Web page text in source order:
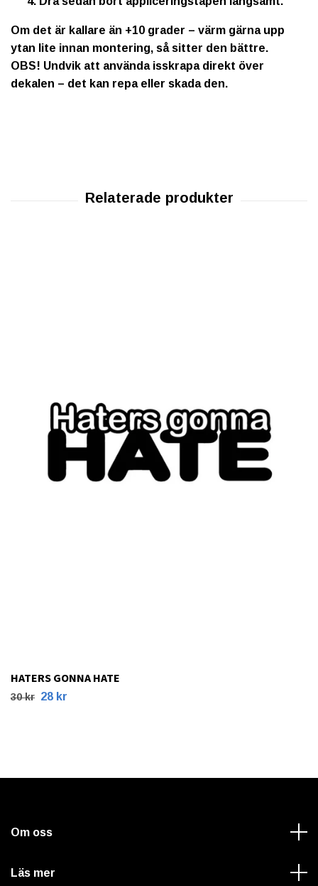
Om det är kallare än +10 grader – värm gärna upp
ytan lite innan montering, så sitter den bättre.
OBS! Undvik att använda isskrapa direkt över
dekalen – det kan repa eller skada den.
HATERS GONNA HATE
30 kr 28 kr
Om oss
Läs mer